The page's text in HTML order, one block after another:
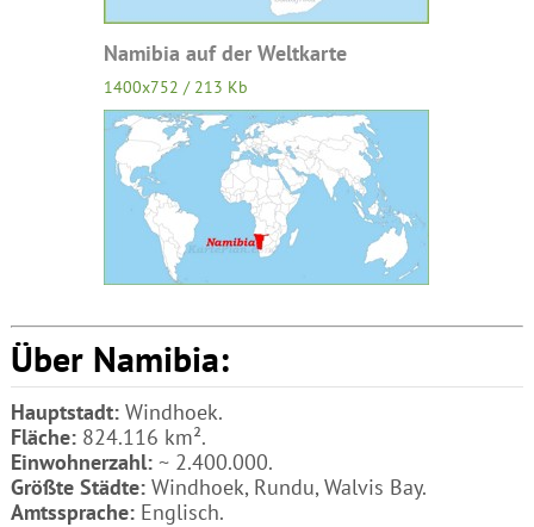
Namibia auf der Weltkarte
1400x752 / 213 Kb
Über Namibia:
Hauptstadt:Windhoek.
Fläche:824.116 km².
Einwohnerzahl:~ 2.400.000.
Größte Städte:Windhoek, Rundu, Walvis Bay.
Amtssprache:Englisch.